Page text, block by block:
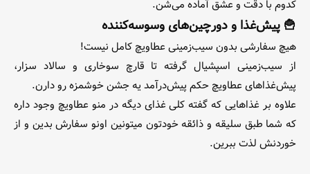
کدوم با دقت و عشق آماده می‌شن.
🍟 پیش‌غذا و دورچین‌های وسوسه‌کننده
هیچ سفارشی بدون سیب‌زمینی عطاویچ کامل نیست!
از سیب‌زمینی اسپشیال گرفته تا قارچ سوخاری و سالاد سزار،
پیش‌غذاهای عطاویچ حکم پیش‌درآمد یه جشن خوشمزه رو دارن.
علاوه بر غذاهایی که گفته کلی غذای دیگه در منو عطاویچ وجود داره
که شما طبق سلیقه و ذائقه خودتون میتونین اونو سفارش بدین و از
خوردنش لذت ببرین.